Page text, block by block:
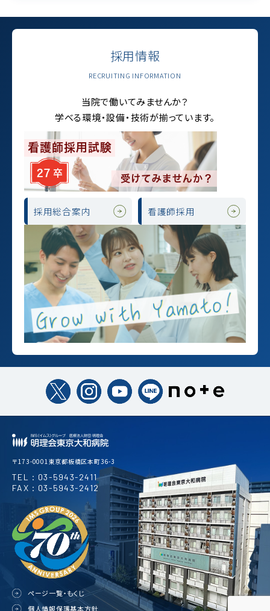
採用情報
RECRUITING INFORMATION
当院で働いてみませんか？
学べる環境・設備・技術が揃っています。
採用総合案内 看護師採用
〒173-0001東京都板橋区本町36-3
TEL：03-5943-2411
FAX：03-5943-2412
ページ一覧・もくじ
個人情報保護基本方針